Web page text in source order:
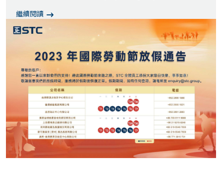
繼續閱讀